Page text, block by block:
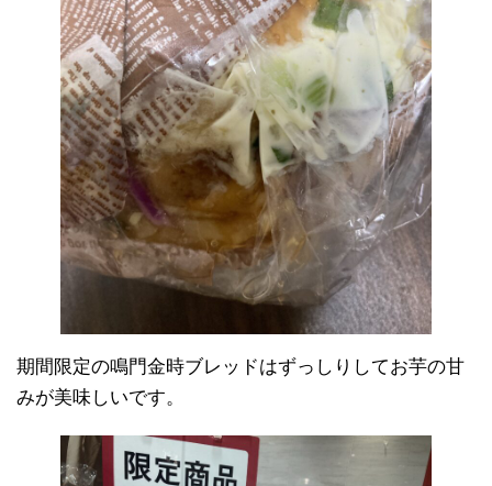
期間限定の鳴門金時ブレッドはずっしりしてお芋の甘
みが美味しいです。